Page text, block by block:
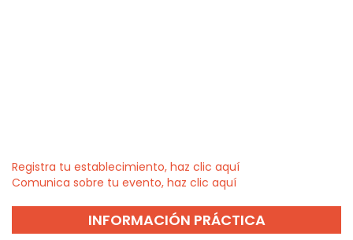
Registra tu establecimiento, haz clic aquí
Comunica sobre tu evento, haz clic aquí
INFORMACIÓN PRÁCTICA